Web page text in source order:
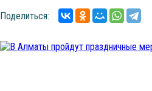
Поделиться: